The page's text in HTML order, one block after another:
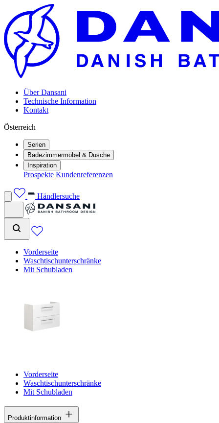
Über Dansani
Technische Information
Kontakt
Österreich
Serien
Badezimmermöbel & Dusche
Inspiration
Prospekte Kundenreferenzen
Händlersuche
Vorderseite
Waschtischunterschränke
Mit Schubladen
Vorderseite
Waschtischunterschränke
Mit Schubladen
Produktinformation